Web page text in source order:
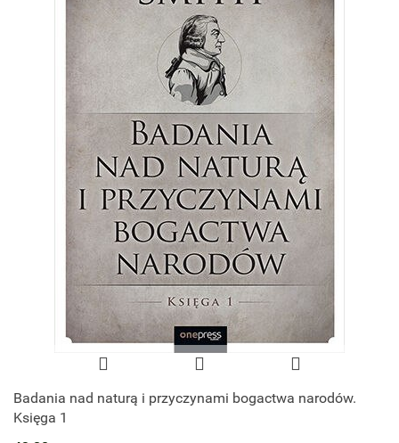
Badania nad naturą i przyczynami bogactwa narodów.
Księga 1